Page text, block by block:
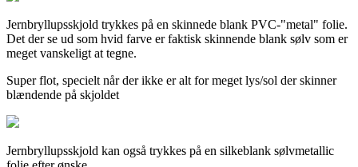
Jernbryllupsskjold trykkes på en skinnede blank PVC-"metal" folie.
Det der se ud som hvid farve er faktisk skinnende blank sølv som er
meget vanskeligt at tegne.
Super flot, specielt når der ikke er alt for meget lys/sol der skinner
blændende på skjoldet
Jernbryllupsskjold kan også trykkes på en silkeblank sølvmetallic